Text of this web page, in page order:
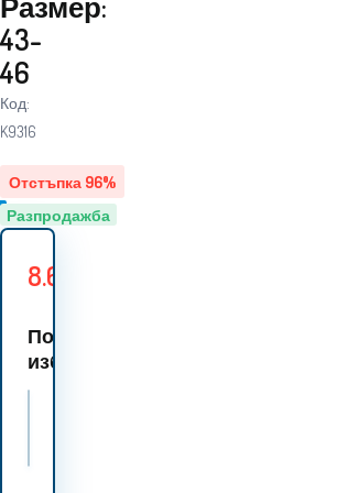
Отстъпка 96%
Разпродажба
43-
46
Код:
K9316
8.60
По
избор 1 вариант: